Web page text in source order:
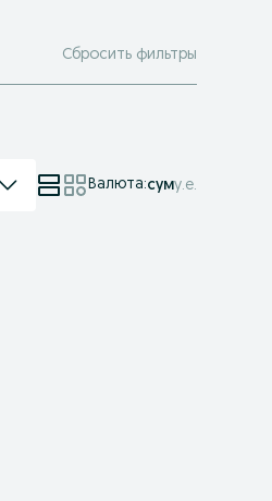
Сбросить фильтры
Валюта:суму.е.